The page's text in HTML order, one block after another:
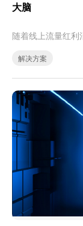
大脑
解决方案